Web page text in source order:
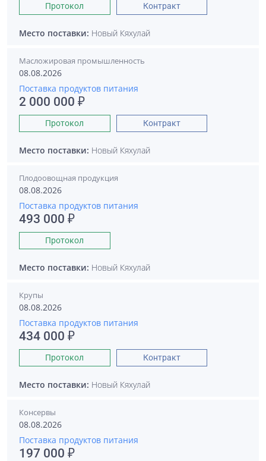
Протокол Контракт
Место поставки: Новый Кяхулай
Масложировая промышленность
08.08.2026
Поставка продуктов питания
2 000 000 ₽
Протокол Контракт
Место поставки: Новый Кяхулай
Плодоовощная продукция
08.08.2026
Поставка продуктов питания
493 000 ₽
Протокол
Место поставки: Новый Кяхулай
Крупы
08.08.2026
Поставка продуктов питания
434 000 ₽
Протокол Контракт
Место поставки: Новый Кяхулай
Консервы
08.08.2026
Поставка продуктов питания
197 000 ₽